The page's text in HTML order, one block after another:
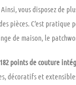
vous disposez de
pièces. C’est pratique
de maison, le
182 points de couture
décoratifs et